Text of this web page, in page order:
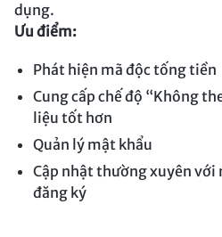
dụng.
Ưu điểm:
Phát hiện mã độc tống tiền
Cung cấp chế độ “Không
liệu tốt hơn
Quản lý mật khẩu
Cập nhật thường xuyên với
đăng ký